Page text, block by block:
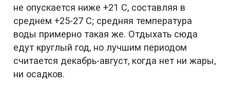
не опускается ниже +21 С, составляя в
среднем +25-27 С; средняя температура
воды примерно такая же. Отдыхать сюда
едут круглый год, но лучшим периодом
считается декабрь-август, когда нет ни жары,
ни осадков.